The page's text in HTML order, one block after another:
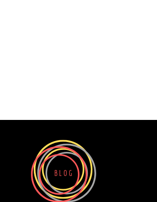
contenido